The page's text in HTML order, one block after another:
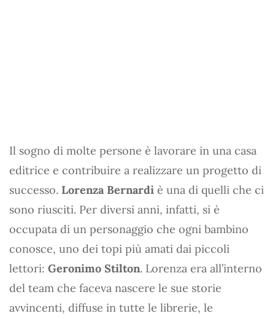
Il sogno di molte persone è lavorare in una casa
editrice e contribuire a realizzare un progetto di
successo. Lorenza Bernardi è una di quelli che ci
sono riusciti. Per diversi anni, infatti, si è
occupata di un personaggio che ogni bambino
conosce, uno dei topi più amati dai piccoli
lettori: Geronimo Stilton. Lorenza era all’interno
del team che faceva nascere le sue storie
avvincenti, diffuse in tutte le librerie, le